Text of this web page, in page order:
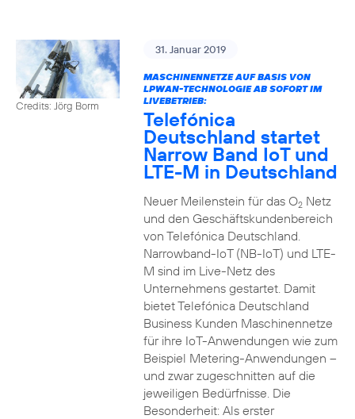
Credits: Jörg Borm
31. Januar 2019
MASCHINENNETZE AUF BASIS VON
LPWAN-TECHNOLOGIE AB SOFORT IM
LIVEBETRIEB:
Telefónica
Deutschland startet
Narrow Band IoT und
LTE-M in Deutschland
Neuer Meilenstein für das O2Netz
und den Geschäftskundenbereich
von Telefónica Deutschland.
Narrowband-IoT (NB-IoT) und LTE-
M sind im Live-Netz des
Unternehmens gestartet. Damit
bietet Telefónica Deutschland
Business Kunden Maschinennetze
für ihre IoT-Anwendungen wie zum
Beispiel Metering-Anwendungen –
und zwar zugeschnitten auf die
jeweiligen Bedürfnisse. Die
Besonderheit: Als erster